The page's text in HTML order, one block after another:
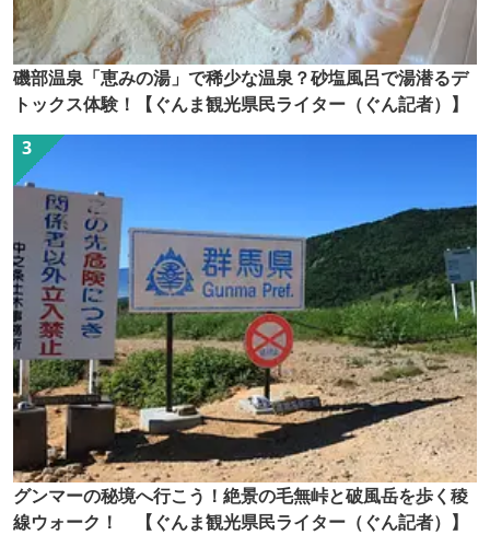
磯部温泉「恵みの湯」で稀少な温泉？砂塩風呂で湯潜るデ
トックス体験！【ぐんま観光県民ライター（ぐん記者）】
グンマーの秘境へ行こう！絶景の毛無峠と破風岳を歩く稜
線ウォーク！ 【ぐんま観光県民ライター（ぐん記者）】